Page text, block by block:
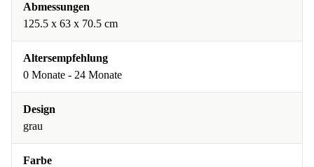
Abmessungen
125.5 x 63 x 70.5 cm
Altersempfehlung
0 Monate - 24 Monate
Design
grau
Farbe